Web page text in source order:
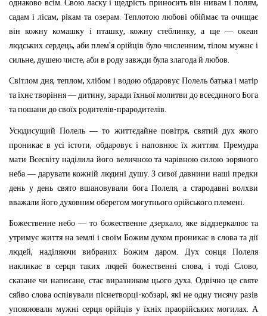
однаково всім Свою ласку і щедрість приносить він нивам і полям
садам і лісам,рікам та озерам. Теплотою любові обіймає та очищає
він
кожну комашку і пташку,кожну стеблинку,а ще — океан
людських сердець, аби плем'я орійців було численним,тілом мужнє і
сильне, душею чисте, аби в роду завжди була злагода й любов.
Світлом дня, теплом,хлібом і водою обдаровує Полель батька і матір
та їхнє творіння — дитину, заради їхньої молитви до всеєдиного Бога
та пошани до своїх родителів-прародителів.
Усюдисущий Полель — то життєдайне повітря, святий дух якого
проникає в усі істоти, обдаровує і наповнює їх життям.Премудра
мати Всесвіту наділила його величною та чарівною силою зоряного
неба — дарувати кожній людині душу.З сивої давнини наші предки
день у день свято вшановували бога Полеля, а стародавні волхви
вважали його духовним оберегом могутнього орійського племені.
Божественне небо — то божественне дзеркало, яке віддзеркалює та
утримує життя на землі і своїм Божим духом проникає в слова та дії
людей, наділяючи вибраних Божим даром. Дух сонця
Полеля
накликає в серця таких людей божественні слова, і тоді Слово,
сказане чи написане, стає виразником цього духа.Одвічно це святе
сяйво слова оспівували піснетворці-кобзарі, які не одну тисячу разів
упокоювали мужні серця орійців у їхніх праорійських могилах. А